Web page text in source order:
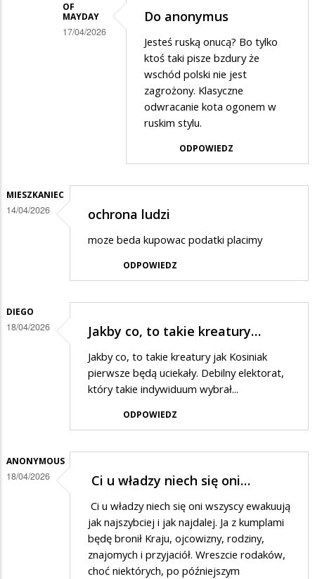
OF
MAYDAY
17/04/2026
idzie
Do anonymus
Jesteś ruską onucą? Bo tylko
ktoś taki pisze bzdury że
wschód polski nie jest
zagrożony. Klasyczne
odwracanie kota ogonem w
ruskim stylu.
ODPOWIEDZ
MIESZKANIEC
14/04/2026 ochrona ludzi
moze beda kupowac podatki placimy
ODPOWIEDZ
DIEGO
18/04/2026 Jakby co, to takie kreatury…
Jakby co, to takie kreatury jak Kosiniak
pierwsze będą uciekały. Debilny elektorat,
który takie indywiduum wybrał...
ODPOWIEDZ
ANONYMOUS
18/04/2026 Ci u władzy niech się oni…
Ci u władzy niech się oni wszyscy ewakuują
jak najszybciej i jak najdalej. Ja z kumplami
będę bronił Kraju, ojcowizny, rodziny,
znajomych i przyjaciół. Wreszcie rodaków,
choć niektórych, po późniejszym